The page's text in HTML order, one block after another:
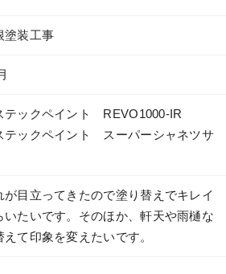
塗装工事
テックペイント REVO1000-IR
テックペイント スーパーシャネツサ
が目立ってきたので塗り替えでキレイ
いたいです。そのほか、軒天や雨樋な
えて印象を変えたいです。